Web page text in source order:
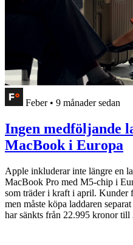
Feber • 9 månader sedan
Ingen medföljande
MacBook i Europa
Apple inkluderar inte längre en
MacBook Pro med M5-chip i
som träder i kraft i april. Kunder
men måste köpa laddaren
har sänkts från 22.995 kronor till